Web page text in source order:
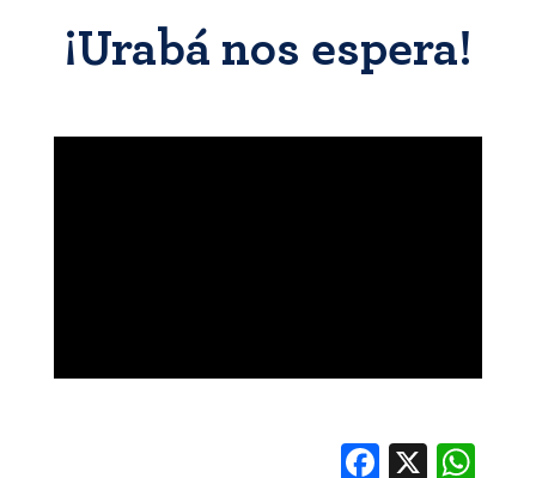
¡Urabá nos espera!
Facebook
X